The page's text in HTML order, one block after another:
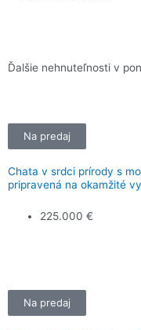
Ďalšie nehnuteľnosti v
Na predaj
Chata v srdci prírody s
pripravená na okamžité
225.000 €
Na predaj